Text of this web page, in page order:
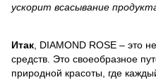
ускорит всасывание
Итак , DIAMOND ROSE – это
средств. Это своеобразное
природной красоты, где